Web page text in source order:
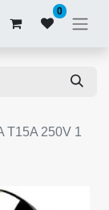
0
T15A 250V 1